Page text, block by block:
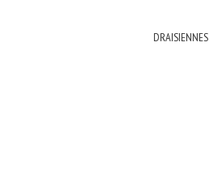
DRAISIENNES